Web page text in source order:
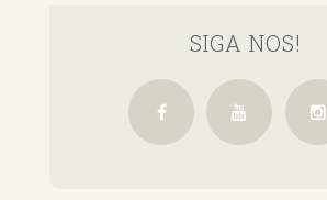
SIGA NOS!